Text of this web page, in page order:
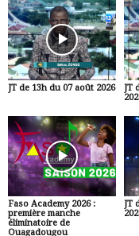
JT de 13h du 07 août 2026
JT
Faso Academy 2026 :
première manche
éliminatoire de
Ouagadougou
JT